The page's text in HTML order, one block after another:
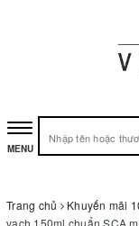
Toggle
navigation
MENU
Trang chủ Khuyến mãi